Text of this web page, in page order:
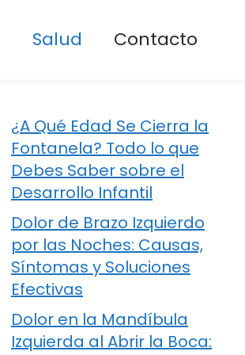
Salud Contacto
¿A Qué Edad Se Cierra la
Fontanela? Todo lo que
Debes Saber sobre el
Desarrollo Infantil
Dolor de Brazo Izquierdo
por las Noches: Causas,
Síntomas y Soluciones
Efectivas
Dolor en la Mandíbula
Izquierda al Abrir la Boca: